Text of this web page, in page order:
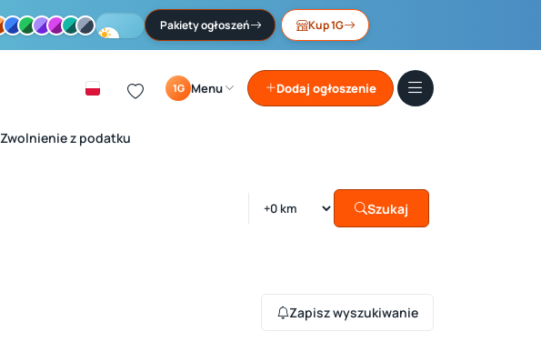
Pakiety ogłoszeń Kup 1G
1G Menu Dodaj ogłoszenie
Zwolnienie z podatku
Szukaj
Zapisz wyszukiwanie